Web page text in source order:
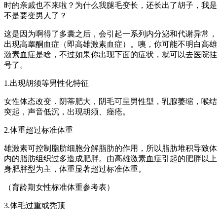
时的亲戚也不来啦？为什么我腿毛变长，还长出了胡子，我是
不是要变男人了？
这是因为啊得了多囊之后，会引起一系列内分泌和代谢异常，
出现高睾酮血症（即高雄激素血症）。咦，你可能不明白高雄
激素血症是啥，不过如果你出现下面的症状，就可以去医院挂
号了。
1.出现胡须等男性化特征
女性体态改变．阴蒂肥大，阴毛可呈男性型，乳腺萎缩，喉结
突起，声音低沉，出现胡须、痤疮。
2.体重超过标准体重
雄激素可控制脂肪细胞分解脂肪的作用，所以脂肪堆积导致体
内的脂肪组织过多造成肥胖。由高雄激素血症引起的肥胖以上
身肥胖型为主，体重显著超过标准体重。
（育龄期女性标准体重参考表）
3.体毛过重或秃顶